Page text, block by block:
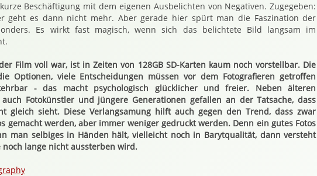
Beschäftigung mit dem eigenen Ausbelichten von Negativen. Zugegeben:
geht es dann nicht mehr. Aber gerade hier spürt man die Faszination der
Es wirkt fast magisch, wenn sich das belichtete Bild langsam im
Film voll war, ist in Zeiten von 128GB SD-Karten kaum noch vorstellbar. Die
Optionen, viele Entscheidungen müssen vor dem Fotografieren getroffen
- das macht psychologisch glücklicher und freier. Neben älteren
Fotokünstler und jüngere Generationen gefallen an der Tatsache, dass
gleich sieht. Diese Verlangsamung hilft auch gegen den Trend, dass zwar
gemacht werden, aber immer weniger gedruckt werden. Denn ein gutes Fotos
man selbiges in Händen hält, vielleicht noch in Barytqualität, dann versteht
noch lange nicht aussterben wird.